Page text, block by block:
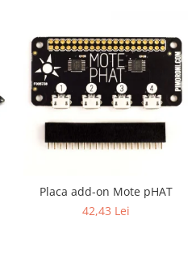
Placa add-on Mote pHAT
42,43 Lei